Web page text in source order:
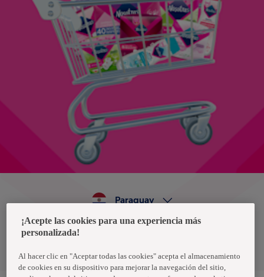
Política de privacidad de datos
Paraguay
¡Acepte las cookies para una experiencia más
personalizada!
Al hacer clic en "Aceptar todas las cookies" acepta el almacenamiento
de cookies en su dispositivo para mejorar la navegación del sitio,